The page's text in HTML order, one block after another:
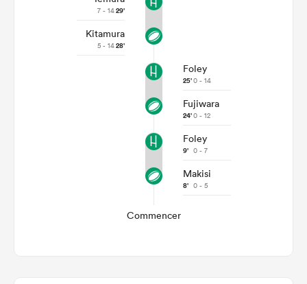
7 - 1429'
Kitamura
5 - 1428'
Foley
25'0 - 14
Fujiwara
24'0 - 12
Foley
9' 0 - 7
Makisi
8' 0 - 5
Commencer